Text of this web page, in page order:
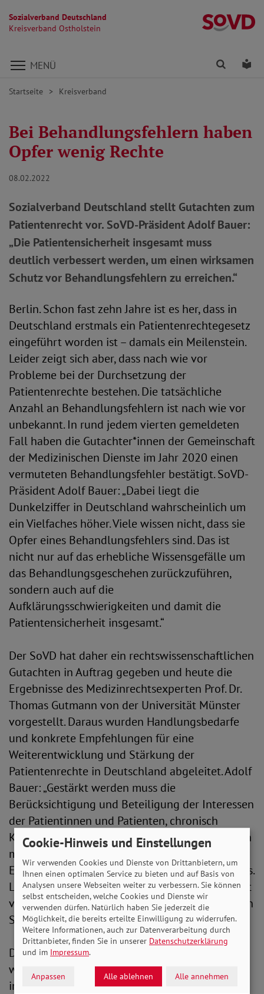
Sozialverband Deutschland
Kreisverband Ostholstein
Direkt zu den Inhalten springen
MENÜ Finden
Startseite Kreisverband
Bei Behandlungsfehlern haben
Opfer wenig Rechte
08.02.2022
Sozialverband Deutschland stellt Gutachten zum
Patientenrecht vor. SoVD-Präsident Adolf Bauer:
„Die Patientensicherheit insgesamt muss
deutlich verbessert werden, um einen wirksamen
Schutz vor Behandlungsfehlern zu erreichen.“
Berlin. Schon fast zehn Jahre ist es her, dass in
Deutschland erstmals ein Patientenrechtegesetz
eingeführt worden ist – damals ein Meilenstein.
Leider zeigt sich aber, dass nach wie vor
Probleme bei der Durchsetzung der
Patientenrechte bestehen. Die tatsächliche
Anzahl an Behandlungsfehlern ist nach wie vor
unbekannt. In rund jedem vierten gemeldeten
Fall haben die Gutachter*innen der Gemeinschaft
der Medizinischen Dienste im Jahr 2020 einen
vermuteten Behandlungsfehler bestätigt. SoVD-
Präsident Adolf Bauer: „Dabei liegt die
Dunkelziffer in Deutschland wahrscheinlich um
ein Vielfaches höher. Viele wissen nicht, dass sie
Opfer eines Behandlungsfehlers sind. Das ist
nicht nur auf das erhebliche Wissensgefälle um
das Behandlungsgeschehen zurückzuführen,
sondern auch auf die
Aufklärungsschwierigkeiten und damit die
Patientensicherheit insgesamt.“
Der SoVD hat daher ein rechtswissenschaftlichen
Gutachten in Auftrag gegeben und heute die
Ergebnisse des Medizinrechtsexperten Prof. Dr.
Thomas Gutmann von der Universität Münster
vorgestellt. Daraus wurden Handlungsbedarfe
und konkrete Empfehlungen für eine
Weiterentwicklung und Stärkung der
Patientenrechte in Deutschland abgeleitet. Adolf
Bauer: „Gestärkt werden muss die
Berücksichtigung und Beteiligung der Interessen
der Patientinnen und Patienten, chronisch
Kranken und Pflegebedürftigen sowie Menschen
mit Behinderungen in den
Entscheidungsprozessen des Gesundheitswesens.
Letztlich muss die Patientensicherheit insgesamt
verbessert werden, um einen wirklich wirksamen
Schutz vor Behandlungsfehlern zu erreichen.“
Das SoVD-Forderungspapier umfasst dabei vier
wesentliche Punkte wie z.B. die Stärkung der
individuellen Patientenrechte, etwa durch eine
Cookie-Hinweis und Einstellungen
Wir verwenden Cookies und Dienste von Drittanbietern, um
Ihnen einen optimalen Service zu bieten und auf Basis von
Analysen unsere Webseiten weiter zu verbessern. Sie können
selbst entscheiden, welche Cookies und Dienste wir
verwenden dürfen. Natürlich haben Sie jederzeit die
Möglichkeit, die bereits erteilte Einwilligung zu widerrufen.
Weitere Informationen, auch zur Datenverarbeitung durch
Drittanbieter, finden Sie in unserer Datenschutzerklärung
und im Impressum.
Anpassen Alle ablehnen Alle annehmen